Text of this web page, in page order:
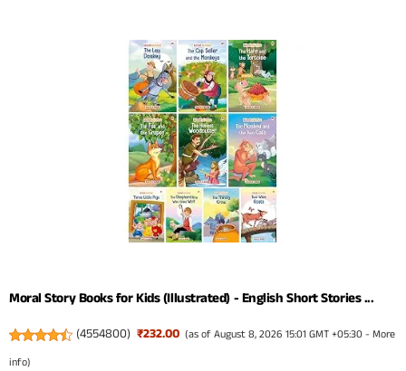
Moral Story Books for Kids (Illustrated) - English Short Stories ...
(4554800) ₹232.00 (as of August 8, 2026 15:01 GMT +05:30 -More
info)